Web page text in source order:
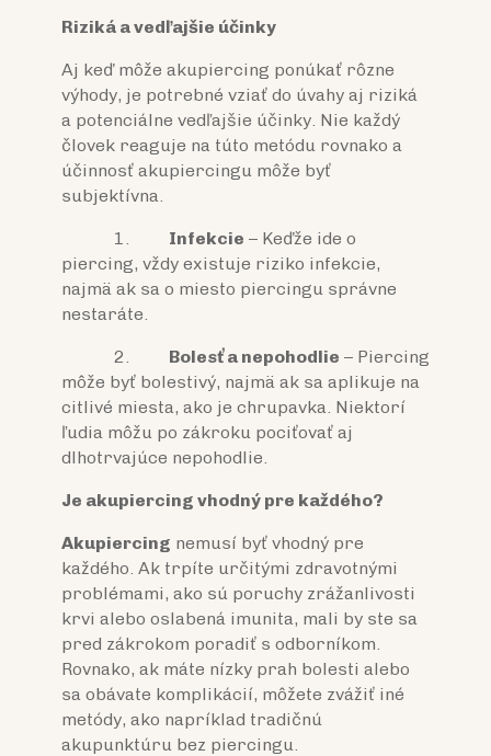
Riziká a vedľajšie účinky
Aj keď môže akupiercing ponúkať rôzne
výhody, je potrebné vziať do úvahy aj riziká
a potenciálne vedľajšie účinky. Nie každý
človek reaguje na túto metódu rovnako a
účinnosť akupiercingu môže byť
subjektívna.
1. Infekcie – Keďže ide o
piercing, vždy existuje riziko infekcie,
najmä ak sa o miesto piercingu správne
nestaráte.
2. Bolesť a nepohodlie – Piercing
môže byť bolestivý, najmä ak sa aplikuje na
citlivé miesta, ako je chrupavka. Niektorí
ľudia môžu po zákroku pociťovať aj
dlhotrvajúce nepohodlie.
Je akupiercing vhodný pre každého?
Akupiercing nemusí byť vhodný pre
každého. Ak trpíte určitými zdravotnými
problémami, ako sú poruchy zrážanlivosti
krvi alebo oslabená imunita, mali by ste sa
pred zákrokom poradiť s odborníkom.
Rovnako, ak máte nízky prah bolesti alebo
sa obávate komplikácií, môžete zvážiť iné
metódy, ako napríklad tradičnú
akupunktúru bez piercingu.